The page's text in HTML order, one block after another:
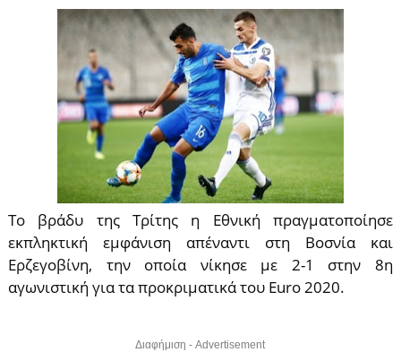
Το βράδυ της Τρίτης η Εθνική πραγματοποίησε
εκπληκτική εμφάνιση απέναντι στη Βοσνία και
Ερζεγοβίνη, την οποία νίκησε με 2-1 στην 8η
αγωνιστική για τα προκριματικά του Euro 2020.
Διαφήμιση - Advertisement